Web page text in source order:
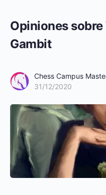
Opiniones sobre
Gambit
Chess Campus
31/12/2020